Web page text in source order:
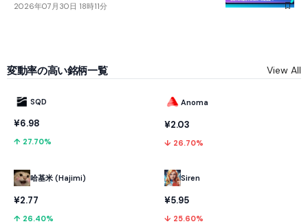
2026年07月30日 18時11分
変動率の高い銘柄一覧 View All
SQD
¥6.98
↑ 27.70%
哈基米 (Hajimi)
¥2.77
↑ 26.40%
Anoma
¥2.03
↓ 26.70%
Siren
¥5.95
↓ 25.60%